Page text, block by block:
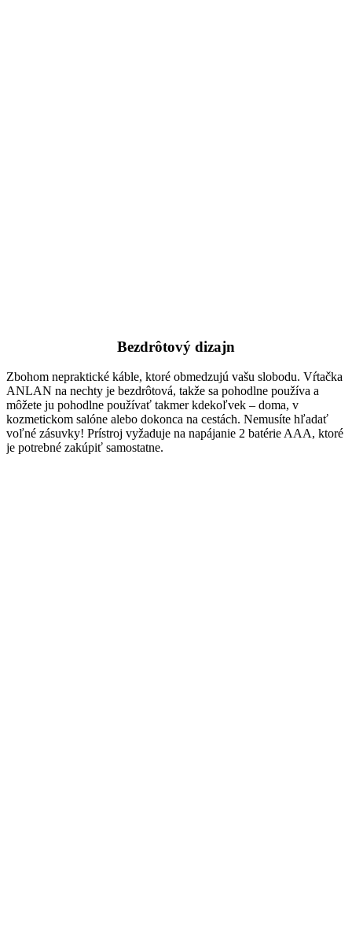
Bezdrôtový dizajn
Zbohom nepraktické káble, ktoré obmedzujú vašu slobodu. Vŕtačka
ANLAN na nechty je bezdrôtová, takže sa pohodlne používa a
môžete ju pohodlne používať takmer kdekoľvek – doma, v
kozmetickom salóne alebo dokonca na cestách. Nemusíte hľadať
voľné zásuvky! Prístroj vyžaduje na napájanie 2 batérie AAA, ktoré
je potrebné zakúpiť samostatne.